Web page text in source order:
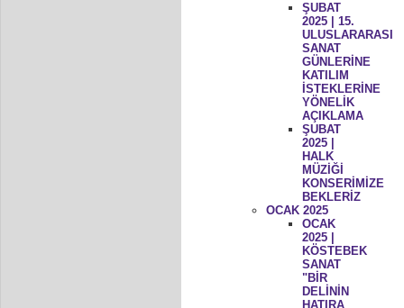
ŞUBAT
2025 | 15.
ULUSLARARASI
SANAT
GÜNLERİNE
KATILIM
İSTEKLERİNE
YÖNELİK
AÇIKLAMA
ŞUBAT
2025 |
HALK
MÜZİĞİ
KONSERİMİZE
BEKLERİZ
OCAK 2025
OCAK
2025 |
KÖSTEBEK
SANAT
"BİR
DELİNİN
HATIRA